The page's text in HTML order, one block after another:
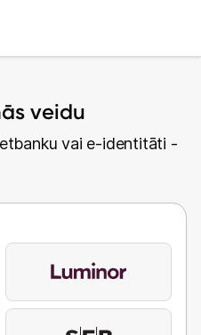
veidu
vai e-identitāti -